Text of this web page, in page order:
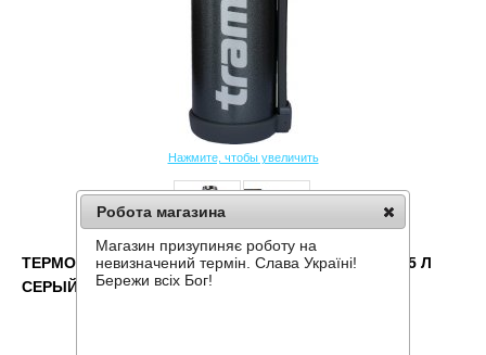
Нажмите, чтобы увеличить
ТЕРМОС TRAMP UNIVERSAL LINE TRC-134-GREY 1,5 Л
СЕРЫЙ
Робота магазина
Магазин призупиняє роботу на
невизначений термін. Слава Україні!
Бережи всіх Бог!